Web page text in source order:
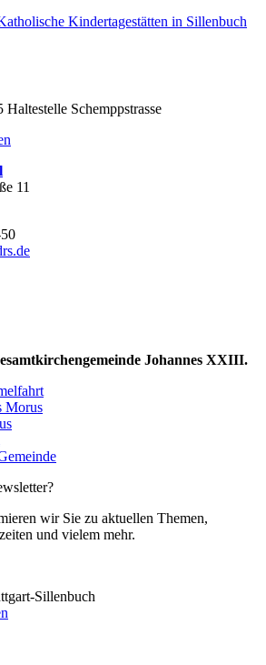
Kindertagestätten in Sillenbuch
Schemppstrasse
11
Johannes XXIII.
Morus
wir Sie zu aktuellen Themen,
und vielem mehr.
Sillenbuch